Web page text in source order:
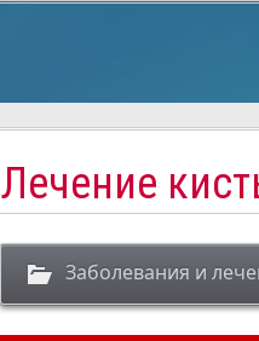
Лечение
Заболевания и